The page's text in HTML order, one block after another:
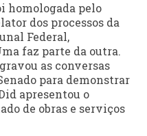
homologada pelo
dos processos da
Federal,
faz parte da outra.
as conversas
para demonstrar
apresentou o
de obras e serviços